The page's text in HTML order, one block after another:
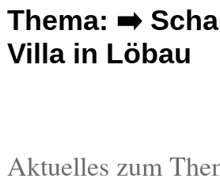
Menüpunkte
Startseite
Gesellschaft
Gesundheit
Thema: ➡️
Villa in Löbau
Aktuelles zum